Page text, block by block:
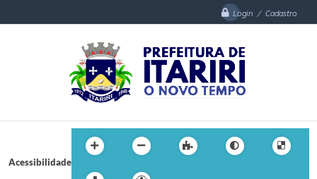
Login / Cadastro
Acessibilidade